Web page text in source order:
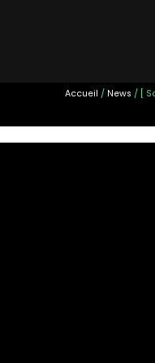
Accueil / News / [